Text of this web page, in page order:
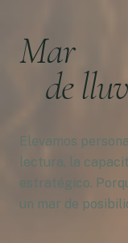
Mar
de
Elevamos
lectura, la
estratégico.
un mar de